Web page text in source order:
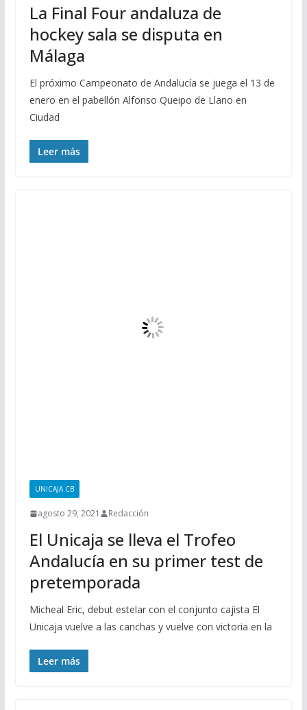
La Final Four andaluza de
hockey sala se disputa en
Málaga
El próximo Campeonato de Andalucía se juega el 13 de
enero en el pabellón Alfonso Queipo de Llano en
Ciudad
Leer más
UNICAJA CB
agosto 29, 2021 Redacción
El Unicaja se lleva el Trofeo
Andalucía en su primer test de
pretemporada
Micheal Eric, debut estelar con el conjunto cajista El
Unicaja vuelve a las canchas y vuelve con victoria en la
Leer más